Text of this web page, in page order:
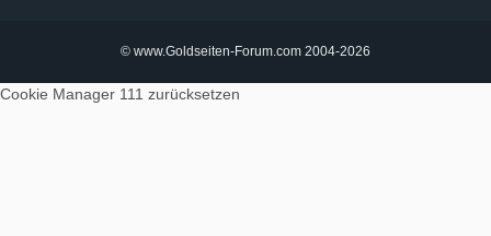
© www.Goldseiten-Forum.com 2004-2026
Cookie Manager 111 zurücksetzen